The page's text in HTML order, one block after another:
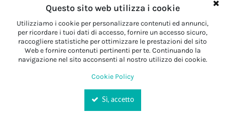
Letta l'informativa, autorizzo altrattamento dei miei dati
personali*
Letta l'informativa, autorizzo al trattamento dei miei dati
personali a fini dimarketing*
Iscriviti
Questo sito web utilizza i cookie
Utilizziamo i cookie per personalizzare contenuti ed annunci,
per ricordare i tuoi dati di accesso, fornire un accesso sicuro,
raccogliere statistiche per ottimizzare le prestazioni del sito
Web e fornire contenuti pertinenti per te. Continuando la
navigazione nel sito acconsenti al nostro utilizzo dei cookie.
Cookie Policy
Sì, accetto